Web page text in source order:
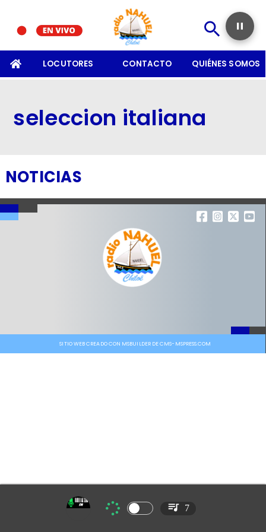
LOCUTORES CONTACTO QUIÉNES SOMOS
seleccion italiana
NOTICIAS
SITIO WEB CREADO CON MSBUILDER DE CMS-MSPRESS.COM
7